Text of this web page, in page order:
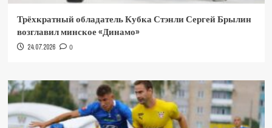
Трёхкратный обладатель Кубка Стэнли Сергей Брылин
возглавил минское «Динамо»
24.07.2026 0